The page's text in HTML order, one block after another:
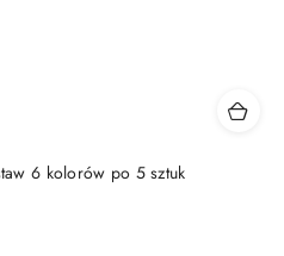
6 kolorów po 5 sztuk